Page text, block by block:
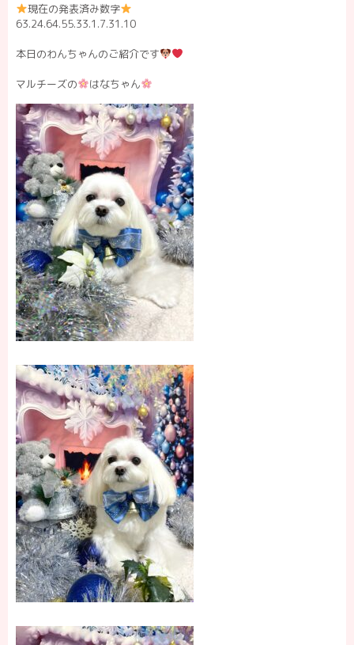
現在の発表済み数字
63.24.64.55.33.1.7.31.10
本日のわんちゃんのご紹介です
マルチーズの はなちゃん